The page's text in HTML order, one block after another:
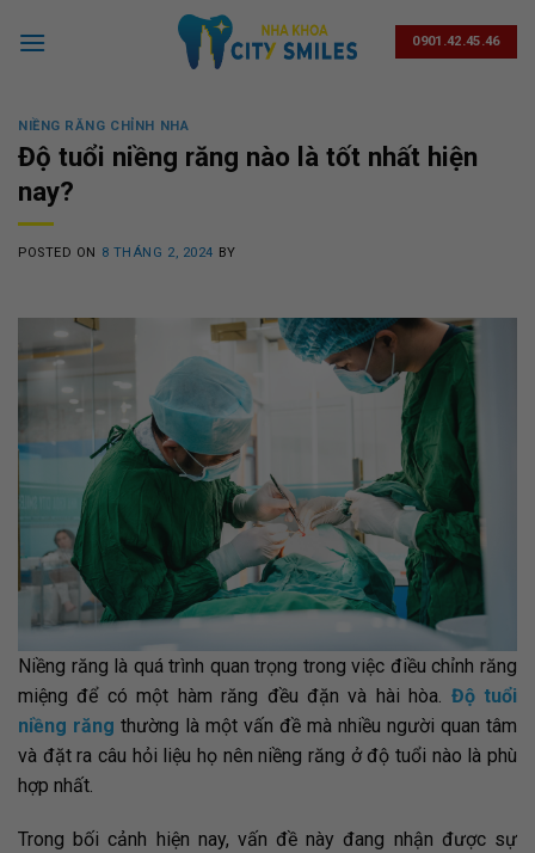
0901.42.45.46
NIỀNG RĂNG CHỈNH NHA
Độ tuổi niềng răng nào là tốt nhất hiện
nay?
POSTED ON 8 THÁNG 2, 2024 BY
Niềng răng là quá trình quan trọng trong việc điều chỉnh răng
miệng để có một hàm răng đều đặn và hài hòa. Độ tuổi
niềng răng thường là một vấn đề mà nhiều người quan tâm
và đặt ra câu hỏi liệu họ nên niềng răng ở độ tuổi nào là phù
hợp nhất.
Trong bối cảnh hiện nay, vấn đề này đang nhận được sự